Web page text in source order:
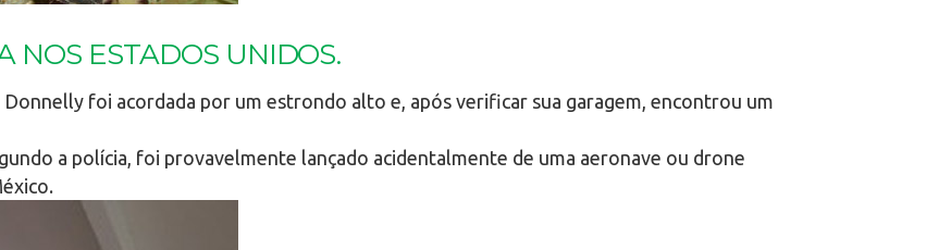
NOS ESTADOS UNIDOS.
foi acordada por um estrondo alto e, após verificar sua garagem, encontrou um
a polícia, foi provavelmente lançado acidentalmente de uma aeronave ou drone